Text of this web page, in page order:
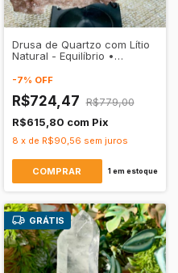
Drusa de Quartzo com Lítio
Natural - Equilíbrio •
-7% OFF
R$724,47 R$779,00
R$615,80 com Pix
8 x de R$90,56 sem juros
1 em estoque
GRÁTIS